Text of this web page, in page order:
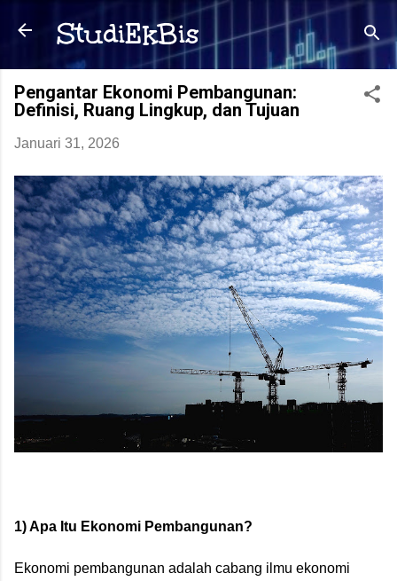
Langsung ke konten utama
StudiEkBis
Pengantar Ekonomi Pembangunan:
Definisi, Ruang Lingkup, dan Tujuan
Januari 31, 2026
1) Apa Itu Ekonomi Pembangunan?
Ekonomi pembangunan adalah cabang ilmu ekonomi